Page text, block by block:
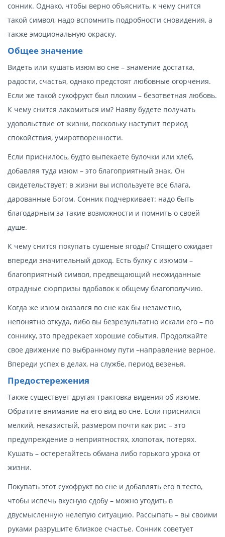
сонник. Однако, чтобы верно объяснить, к чему снится
такой символ, надо вспомнить подробности сновидения, а
также эмоциональную окраску.
Общее значение
Видеть или кушать изюм во сне – знамение достатка,
радости, счастья, однако предстоят любовные огорчения.
Если же такой сухофрукт был плохим – безответная любовь.
К чему снится лакомиться им? Наяву будете получать
удовольствие от жизни, поскольку наступит период
спокойствия, умиротворенности.
Если приснилось, будто выпекаете булочки или хлеб,
добавляя туда изюм – это благоприятный знак. Он
свидетельствует: в жизни вы используете все блага,
дарованные Богом. Сонник подчеркивает: надо быть
благодарным за такие возможности и помнить о своей
душе.
К чему снится покупать сушеные ягоды? Спящего ожидает
впереди значительный доход. Есть булку с изюмом –
благоприятный символ, предвещающий неожиданные
отрадные сюрпризы вдобавок к общему благополучию.
Когда же изюм оказался во сне как бы незаметно,
непонятно откуда, либо вы безрезультатно искали его – по
соннику, это предрекает хорошие события. Продолжайте
свое движение по выбранному пути –направление верное.
Впереди успех в делах, на службе, период везенья.
Предостережения
Также существует другая трактовка видения об изюме.
Обратите внимание на его вид во сне. Если приснился
мелкий, неказистый, размером почти как рис – это
предупреждение о неприятностях, хлопотах, потерях.
Кушать – остерегайтесь обмана либо горького урока от
жизни.
Покупать этот сухофрукт во сне и добавлять его в тесто,
чтобы испечь вкусную сдобу – можно угодить в
двусмысленную нелепую ситуацию. Рассыпать – вы своими
руками разрушите близкое счастье. Сонник советует